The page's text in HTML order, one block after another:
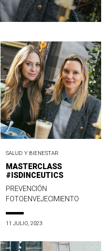
SALUD Y BIENESTAR
MASTERCLASS
#ISDINCEUTICS
PREVENCIÓN
FOTOENVEJECIMIENTO
11 JULIO, 2023